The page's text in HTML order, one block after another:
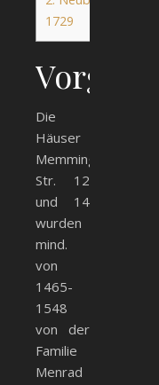
1729
Die
Häuser
Memminger
Str. 12
und 14
wurden
mind.
von
1465-
1548
von der
Familie
Menrad